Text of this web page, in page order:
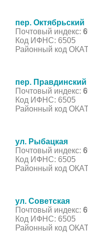
пер. Октябрьский
Почтовый индекс:
Код ИФНС: 6505
Районный код
пер. Правдинский
Почтовый индекс:
Код ИФНС: 6505
Районный код
ул. Рыбацкая
Почтовый индекс:
Код ИФНС: 6505
Районный код
ул. Советская
Почтовый индекс:
Код ИФНС: 6505
Районный код